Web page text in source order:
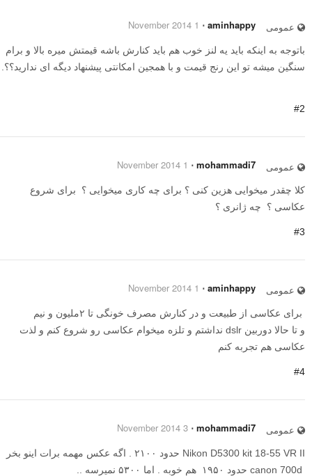
عمومی aminhappy
⋅
1 November 2014
باتوجه به اینکه باید یه لنز خوب هم باید کنارش باشه قیمتش میره بالا و برام
سنگین میشه تو این رنج قیمت و با همجین امکانتی پیشنهاد دیگه ای ندارید؟؟.
#2
عمومی mohammadi7
⋅
1 November 2014
کلا چقدر میخوایی هزین کنی ؟ برای چه کاری میخوایی ؟ برای شروع
عکاسی ؟ چه ژانری ؟
#3
عمومی aminhappy
⋅
1 November 2014
برای عکاسی از طبیعت و در کنارش مصرف خونگی تا ۲ملیون و نیم
و تا حالا دوربین dslr نداشتم و تلزه میخوام عکاسی رو شروع کنم و لذت
عکاسی هم تجربه کنم
#4
عمومی mohammadi7
⋅
3 November 2014
Nikon D5300 kit 18-55 VR II حدود ۲۱۰۰ . اگه عکس مهمه برات اینو بخر